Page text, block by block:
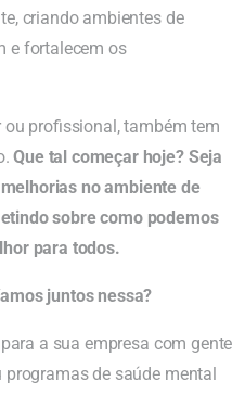
criando ambientes de
e fortalecem os
ou profissional, também tem
Que tal começar hoje? Seja
no ambiente de
sobre como podemos
para todos.
juntos nessa?
a sua empresa com gente
de saúde mental